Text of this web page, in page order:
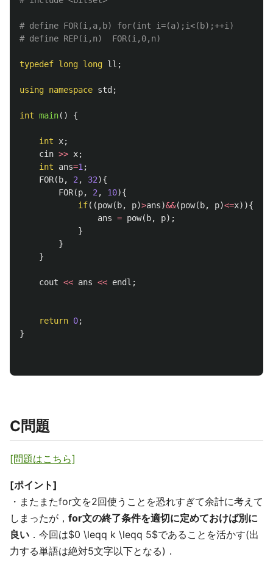
# define FOR(i,a,b) for(int i=(a);i<(b);++i)
typedef long long ll ;
using namespace std ;
int main() {
int x;
cin >> x;
int
ans=1 ;
FOR( b, 2 , 32){
FOR(p, 2 , 10){
if((pow( b, p)>ans)&&(pow( b, p)<=x)){
ans = pow( b, p);
}
}
}
cout << ans << endl ;
return 0;
}
C問題
[問題はこちら]
[ポイント]
・またまたfor文を2回使うことを恐れすぎて余計に考えて
しまったが， for文の終了条件を適切に定めておけば別に
良い ．今回は$0 \leqq k \leqq 5$であることを活かす(出
力する単語は絶対5文字以下となる)．